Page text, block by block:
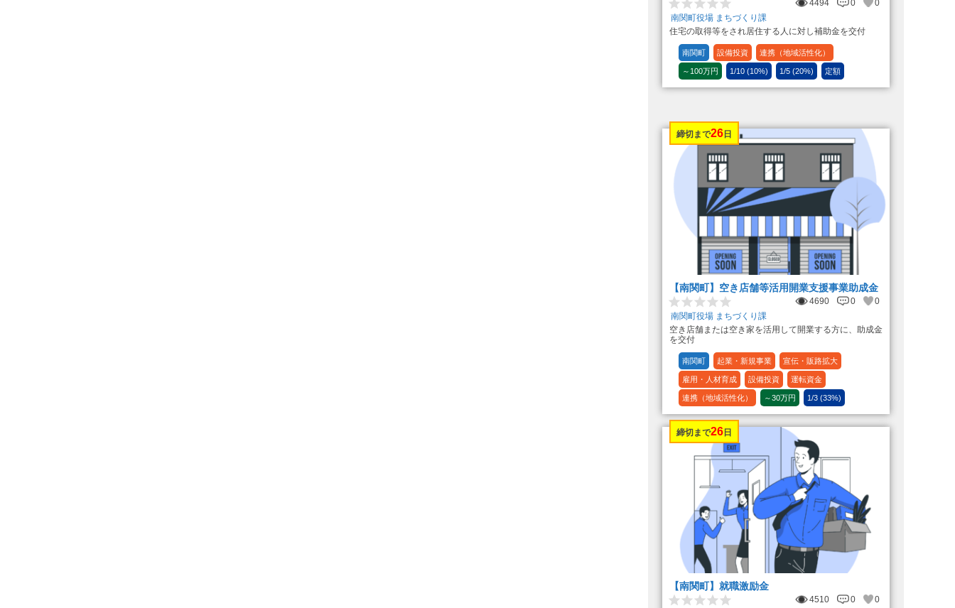
4494 0
0
南関町役場 まちづくり課
住宅の取得等をされ居住する人に対し補助金を交付
南関町 設備投資 連携（地域活性化）
～100万円 1/10 (10%) 1/5 (20%) 定額
締切まで26 日
【南関町】空き店舗等活用開業支援事業助成金
4690 0
0
南関町役場 まちづくり課
空き店舗または空き家を活用して開業する方に、助成金
を交付
南関町 起業・新規事業 宣伝・販路拡大
雇用・人材育成 設備投資 運転資金
連携（地域活性化） ～30万円 1/3 (33%)
締切まで26 日
【南関町】就職激励金
4510 0
0